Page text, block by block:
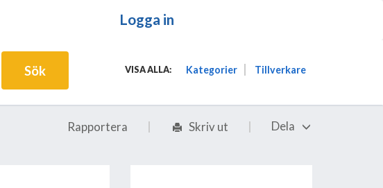
Logga in
Sök VISA ALLA: Kategorier Tillverkare
Rapportera Skriv ut Dela